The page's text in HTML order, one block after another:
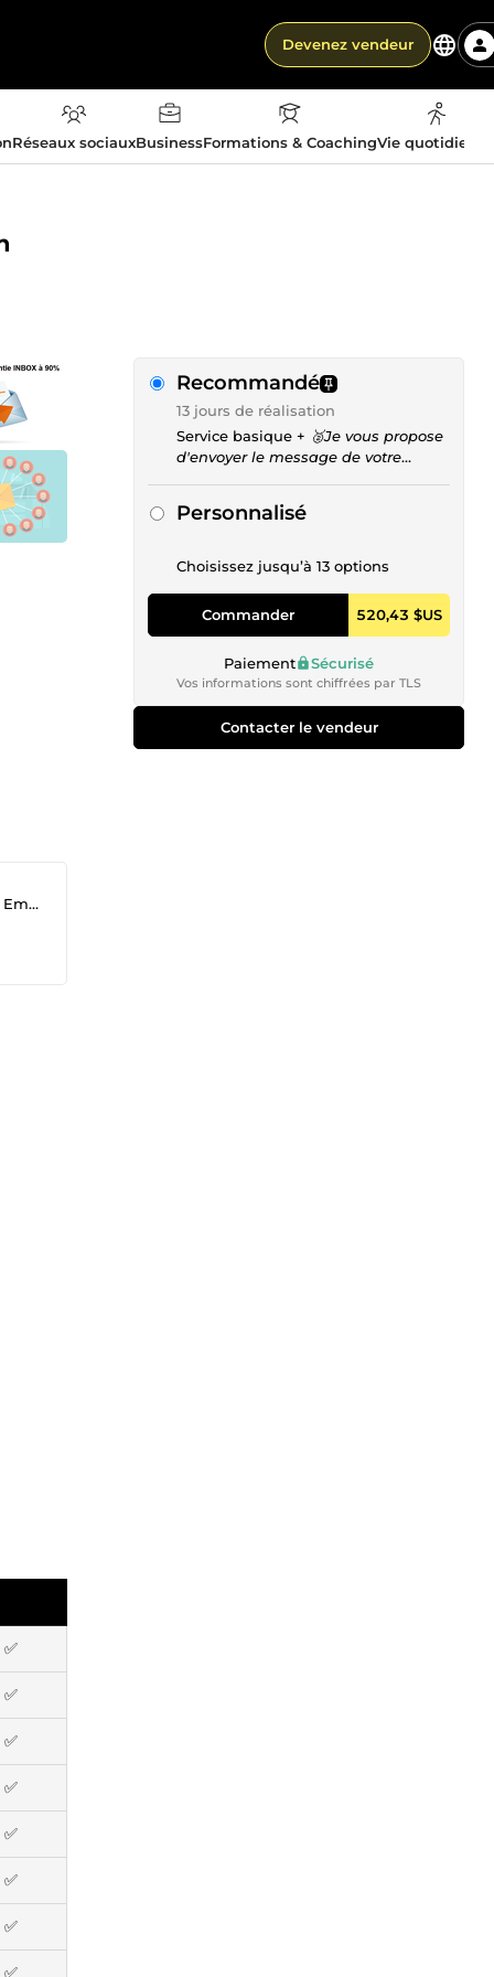
Devenez vendeur
Réseaux sociauxBusinessFormations & CoachingVie
✅
✅
✅
✅
✅
✅
✅
✅
Recommandé
13 jours de réalisation
Service basique + 🥈Je vous propose
d'envoyer le message de votre
Personnalisé
Choisissez jusqu’à 13 options
Commander 520,43 $US
Paiement Sécurisé
Vos informations sont chiffrées par TLS
Contacter le vendeur